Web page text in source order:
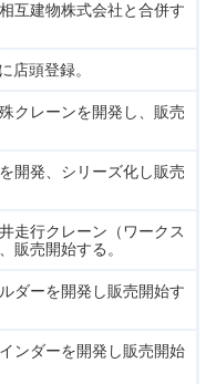
互建物株式会社と合併す
店頭登録。
クレーンを開発し、販売
開発、シリーズ化し販売
走行クレーン（ワークス
販売開始する。
ダーを開発し販売開始す
ンダーを開発し販売開始